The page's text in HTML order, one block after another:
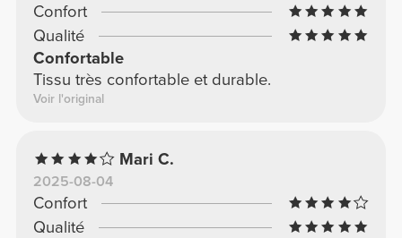
Confort
Qualité
Confortable
Tissu très confortable et durable.
Voir l'original
Mari C.
2025-08-04
Confort
Qualité